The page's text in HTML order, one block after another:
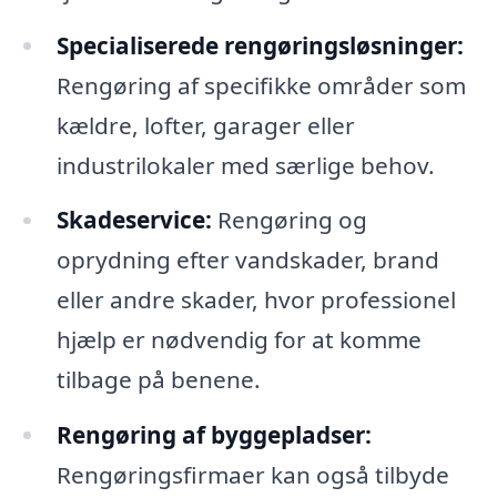
Specialiserede rengøringsløsninger:
Rengøring af specifikke områder som
kældre, lofter, garager eller
industrilokaler med særlige behov.
Skadeservice: Rengøring og
oprydning efter vandskader, brand
eller andre skader, hvor professionel
hjælp er nødvendig for at komme
tilbage på benene.
Rengøring af byggepladser:
Rengøringsfirmaer kan også tilbyde